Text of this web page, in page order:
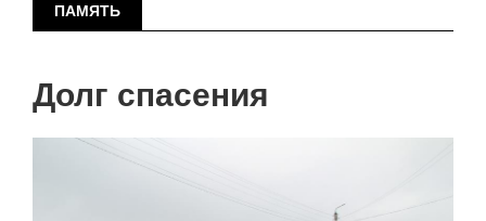
ПАМЯТЬ
Долг спасения
страниц